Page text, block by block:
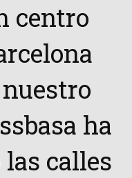
centro
ha
calles